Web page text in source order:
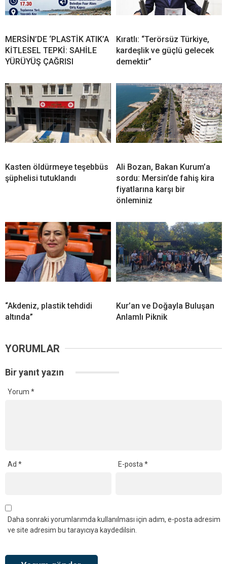
MERSİN’DE ‘PLASTİK ATIK’A
KİTLESEL TEPKİ: SAHİLE
YÜRÜYÜŞ ÇAĞRISI
Kıratlı: “Terörsüz Türkiye,
kardeşlik ve güçlü gelecek
demektir”
Kasten öldürmeye teşebbüs
şüphelisi tutuklandı
Ali Bozan, Bakan Kurum’a
sordu: Mersin’de fahiş kira
fiyatlarına karşı bir
önleminiz
“Akdeniz, plastik tehdidi
altında”
Kur’an ve Doğayla Buluşan
Anlamlı Piknik
YORUMLAR
Bir yanıt yazın
Yorum *
Ad * E-posta*
Daha sonraki yorumlarımda kullanılması için adım, e-posta adresim
ve site adresim bu tarayıcıya kaydedilsin.